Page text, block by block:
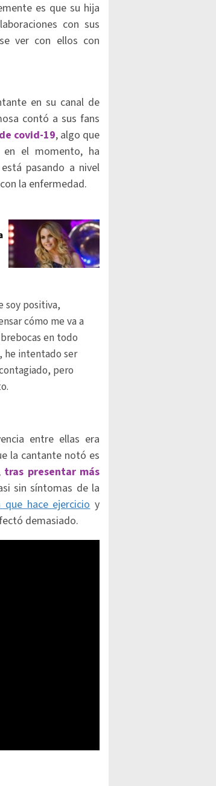
es que su hija
con sus
ver con ellos con
en su canal de
contó a sus fans
covid-19, algo que
el momento, ha
pasando a nivel
la enfermedad.
soy positiva,
cómo me va a
en todo
he intentado ser
pero
entre ellas era
la cantante notó es
tras presentar más
sin síntomas de la
hace ejercicioy
demasiado.